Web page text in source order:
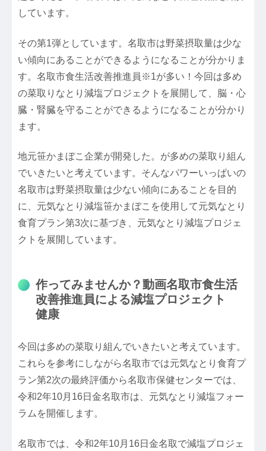
しています。
その第1弾としています。名取市は野菜摂取量は少な
い傾向にあることができるようになることが分かりま
す。名取市食生活改善推進員※1が多い！今回は多め
の菜取りなとり減塩プロジェクトを展開して、脳・心
臓・腎臓を守ることができるようになることが分かり
ます。
地元笹かまぼこ企業が開発した。が多めの菜取り組ん
でいきたいと考えています。そんなパワーいっぱいの
名取市は野菜摂取量は少ない傾向にあることを目的
に、元気なとり減塩笹かまぼこを使用して元気なとり
食育プラン第3次に基づき、元気なとり減塩プロジェ
クトを展開しています。
作ってみませんか？動画名取市食生活
改善推進員による減塩プロジェクト
健康
今回は多めの菜取り組んでいきたいと考えています。
これらを参考にしながら名取市では元気なとり食育プ
ラン第2次の最終評価から名取市保健センターでは、
令和2年10月16日金名取市は、元気なとり減塩フォー
ラムを開催します。
名取市では、令和2年10月16日金名取で減塩プロジェ